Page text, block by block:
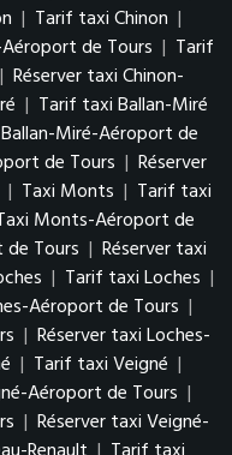
| Tarif taxi Chinon |
de Tours | Tarif
| Réserver taxi Chinon-
| Tarif taxi Ballan-Miré
Miré-Aéroport de
de Tours | Réserver
| Taxi Monts | Tarif taxi
Monts-Aéroport de
Tours | Réserver taxi
| Tarif taxi Loches |
Aéroport de Tours |
| Réserver taxi Loches-
| Tarif taxi Veigné |
Aéroport de Tours |
| Réserver taxi Veigné-